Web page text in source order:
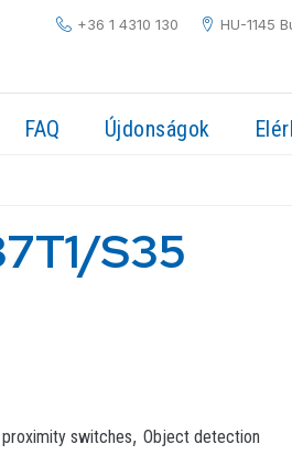
+36 1 4310 130 HU-1145
FAQ Újdonságok
S35
switches,Object detection